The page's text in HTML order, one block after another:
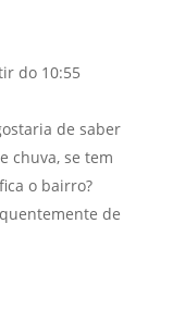
do 10:55
de saber
chuva, se tem
o bairro?
de